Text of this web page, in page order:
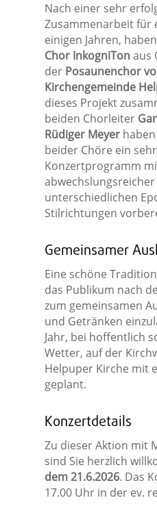
Nach einer sehr
Zusammenarbeit für
einigen Jahren,
Chor InkogniTonaus
der Posaunenchor
Kirchengemeinde
dieses Projekt
beiden Chorleiter
Rüdiger Meyerhaben
beider Chöre ein
Konzertprogramm
abwechslungsreicher
unterschiedlichen
Stilrichtungen
Gemeinsamer
Eine schöne
das Publikum nach
zum gemeinsamen
und Getränken
Jahr, bei hoffentlich
Wetter, auf der
Helpuper Kirche mit
geplant.
Konzertdetails
Zu dieser Aktion mit
sind Sie herzlich
dem 21.6.2026. Das
17.00 Uhr in der ev.